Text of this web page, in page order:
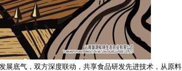
展底气，双方深度联动，共享食品研发先进技术，从原料